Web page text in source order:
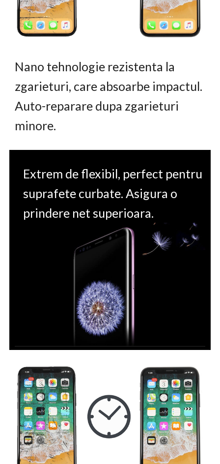
Nano tehnologie rezistenta la
zgarieturi, care absoarbe impactul.
Auto-reparare dupa zgarieturi
minore.
Extrem de flexibil, perfect pentru
suprafete curbate. Asigura o
prindere net superioara.